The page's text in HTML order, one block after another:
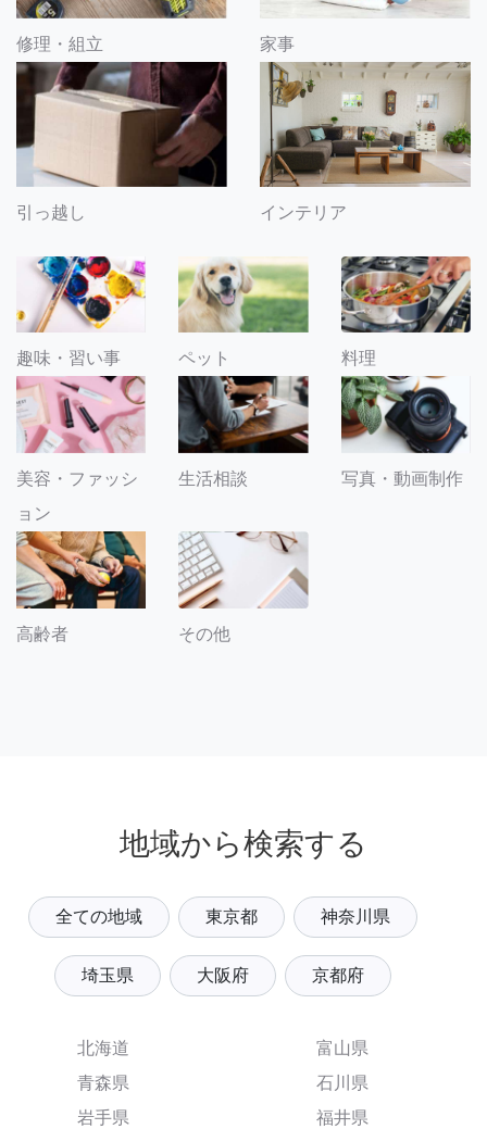
修理・組立 家事
引っ越し インテリア
趣味・習い事 ペット 料理
美容・ファッシ
ョン
生活相談 写真・動画制作
高齢者 その他
地域から検索する
全ての地域 東京都 神奈川県
埼玉県 大阪府 京都府
北海道
青森県
岩手県
富山県
石川県
福井県